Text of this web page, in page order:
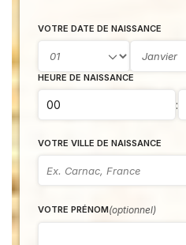
VOTRE DATE DE NAISSANCE
HEURE DE NAISSANCE
:
VOTRE VILLE DE NAISSANCE
VOTRE PRÉNOM(optionnel)